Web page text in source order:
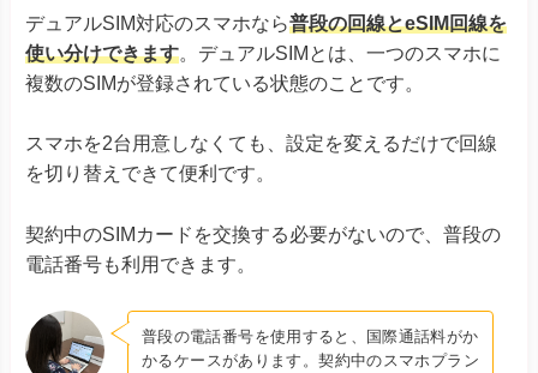
デュアルSIM対応のスマホなら普段の回線とeSIM回線を
使い分けできます。デュアルSIMとは、一つのスマホに
複数のSIMが登録されている状態のことです。
スマホを2台用意しなくても、設定を変えるだけで回線
を切り替えできて便利です。
契約中のSIMカードを交換する必要がないので、普段の
電話番号も利用できます。
普段の電話番号を使用すると、国際通話料がか
かるケースがあります。契約中のスマホプラン